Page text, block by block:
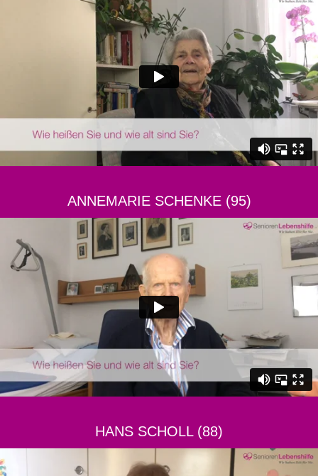
ANNEMARIE SCHENKE (95)
HANS SCHOLL (88)